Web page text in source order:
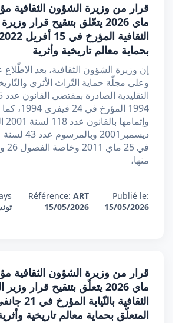
ماي 2026 يتعّلق بتنقيح قرار
بحماية معالم تاريخية وأثرية
إن وزيرة الشؤون الثقافية، بعد
وعلى مجلّة حماية التّراث الأثري
1994 المؤرخ
منها،
Publié le:
15/05/2026
Référence:ART
15/05/2026
ماي 2026 يتعلّق بتنقيح قرار
المتعلّق بحماية معالم تاريخية